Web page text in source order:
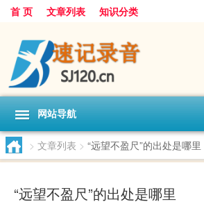
首 页 文章列表 知识分类
网站导航
> 文章列表 > “远望不盈尺”的出处是哪里
“远望不盈尺”的出处是哪里